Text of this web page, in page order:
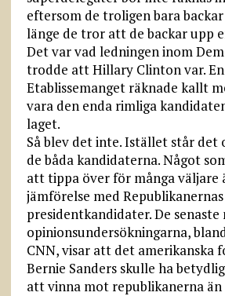
eftersom de troligen bara
länge de tror att de backar upp
Det var vad ledningen inom
trodde att Hillary Clinton var.
Etablissemanget räknade kallt
vara den enda rimliga
laget.
Så blev det inte. Istället står det
de båda kandidaterna. Något
att tippa över för många väljare
jämförelse med Republikanernas
presidentkandidater. De
opinionsundersökningarna,
CNN, visar att det amerikanska
Bernie Sanders skulle ha
att vinna mot republikanerna